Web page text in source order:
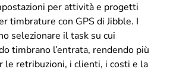
per attività e progetti
timbrature con GPS di Jibble. I
selezionare il task su cui
timbrano l’entrata, rendendo più
le retribuzioni, i clienti, i costi e la